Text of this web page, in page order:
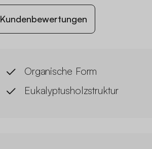
Kundenbewertungen
Organische Form
Eukalyptusholzstruktur